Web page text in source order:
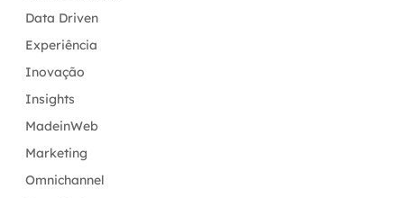
Data Driven
Experiência
Inovação
Insights
MadeinWeb
Marketing
Omnichannel